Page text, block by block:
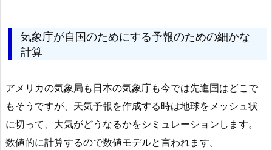
気象庁が自国のためにする予報のための細かな
計算
アメリカの気象局も日本の気象庁も今では先進国はどこで
もそうですが、天気予報を作成する時は地球をメッシュ状
に切って、大気がどうなるかをシミュレーションします。
数値的に計算するので数値モデルと言われます。